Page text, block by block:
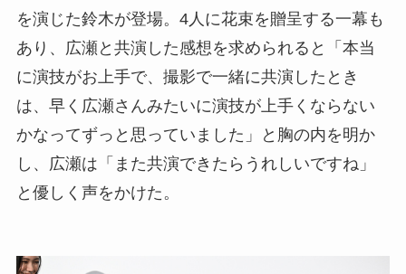
を演じた鈴木が登場。4人に花束を贈呈する一幕も
あり、広瀬と共演した感想を求められると「本当
に演技がお上手で、撮影で一緒に共演したとき
は、早く広瀬さんみたいに演技が上手くならない
かなってずっと思っていました」と胸の内を明か
し、広瀬は「また共演できたらうれしいですね」
と優しく声をかけた。